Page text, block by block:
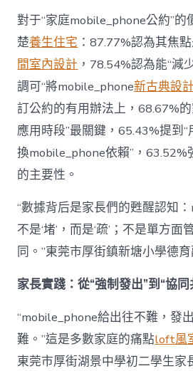
對于“家庭mobile_phone公約”
楚養生住宅 ：87.77%認為其焦
間室內設計 ，78.54%認為能“減
調可“將mobile_phone新古典設
訂公約的有用辦法上，68.67%
應用時段”最關鍵，65.43%提到
換mobile_phone依賴”，63.52%
的主要性。
“數據背后是家長們的甦醒認知
不是‘堵’，而是‘疏’；不是單方
同。”東莞市厚街鎮新塘小學德
家長實踐：從“強制發出”到“協同
“mobile_phone給出往不難，發
難。”這是多數家庭的痛點loft風
東莞市厚街湖景中學初二學生家